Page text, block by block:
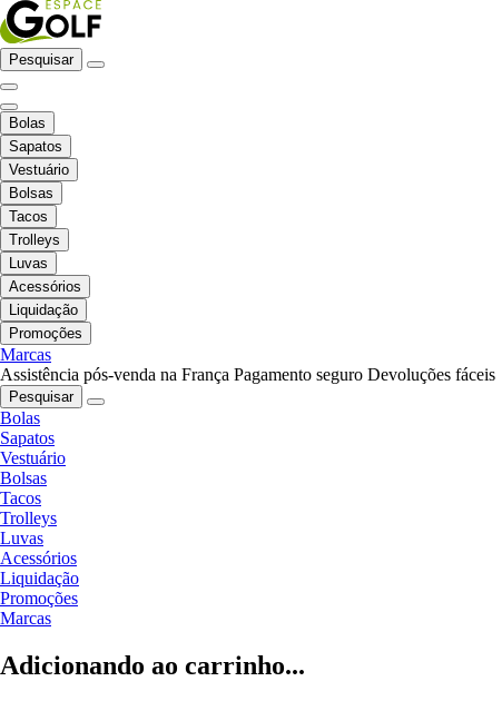
Pesquisar
Bolas
Sapatos
Vestuário
Bolsas
Tacos
Trolleys
Luvas
Acessórios
Liquidação
Promoções
Marcas
Assistência pós-venda na França Pagamento seguro Devoluções fáceis
Pesquisar
Bolas
Sapatos
Vestuário
Bolsas
Tacos
Trolleys
Luvas
Acessórios
Liquidação
Promoções
Marcas
Adicionando ao carrinho...